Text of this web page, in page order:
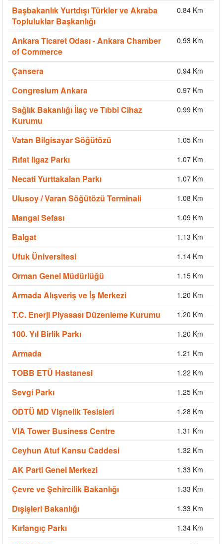
Başbakanlık Yurtdışı Türkler ve Akraba
Topluluklar Başkanlığı
0.84 Km
Ankara Ticaret Odası - Ankara Chamber
of Commerce
0.93 Km
Çansera 0.94 Km
Congresium Ankara 0.97 Km
Sağlık Bakanlığı İlaç ve Tıbbi Cihaz
Kurumu
0.99 Km
Vatan Bilgisayar Söğütözü 1.05 Km
Rıfat Ilgaz Parkı 1.07 Km
Necati Yurttakalan Parkı 1.07 Km
Ulusoy / Varan Söğütözü Terminali 1.08 Km
Mangal Sefası 1.09 Km
Balgat 1.13 Km
Ufuk Üniversitesi 1.14 Km
Orman Genel Müdürlüğü 1.15 Km
Armada Alışveriş ve İş Merkezi 1.20 Km
T.C. Enerji Piyasası Düzenleme Kurumu 1.20 Km
100. Yıl Birlik Parkı 1.20 Km
Armada 1.21 Km
TOBB ETÜ Hastanesi 1.22 Km
Sevgi Parkı 1.25 Km
ODTÜ MD Vişnelik Tesisleri 1.28 Km
VIA Tower Business Centre 1.31 Km
Ceyhun Atuf Kansu Caddesi 1.32 Km
AK Parti Genel Merkezi 1.33 Km
Çevre ve Şehircilik Bakanlığı 1.33 Km
Dışişleri Bakanlığı 1.33 Km
Kırlangıç Parkı 1.34 Km